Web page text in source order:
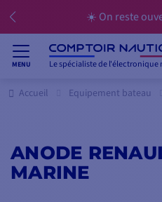
☀️ On reste
MENU Le spécialiste de l'électronique
Accueil Equipement bateau
ANODE
MARINE